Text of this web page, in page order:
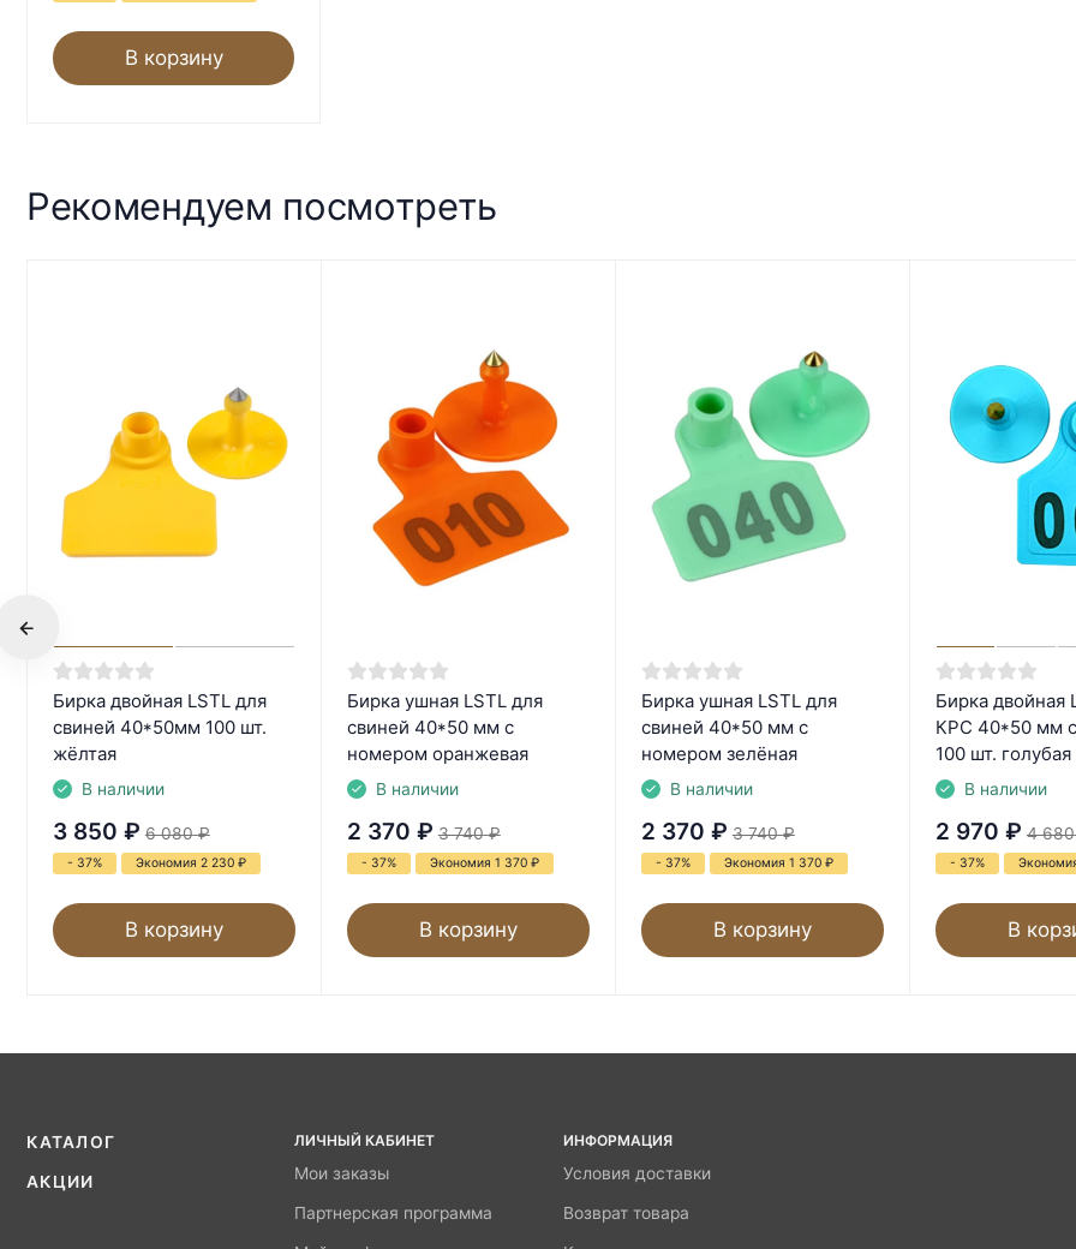
В корзину
Рекомендуем посмотреть
Бирка двойная LSTL для
свиней 40*50мм 100 шт.
жёлтая
В наличии
3 850 ₽ 6 080 ₽
- 37% Экономия 2 230 ₽
В корзину
Бирка ушная LSTL для
свиней 40*50 мм с
номером оранжевая
В наличии
2 370 ₽ 3 740 ₽
- 37% Экономия 1 370 ₽
В корзину
Бирка ушная LSTL для
свиней 40*50 мм с
номером зелёная
В наличии
2 370 ₽ 3 740 ₽
- 37% Экономия 1 370 ₽
В корзину
Бирка двойная
КРС 40*50 мм
100 шт. голубая
В наличии
2 970 ₽ 4 680
- 37%
В
КАТАЛОГ
АКЦИИ
ЛИЧНЫЙ КАБИНЕТ
Мои заказы
Партнерская программа
ИНФОРМАЦИЯ
Условия доставки
Возврат товара